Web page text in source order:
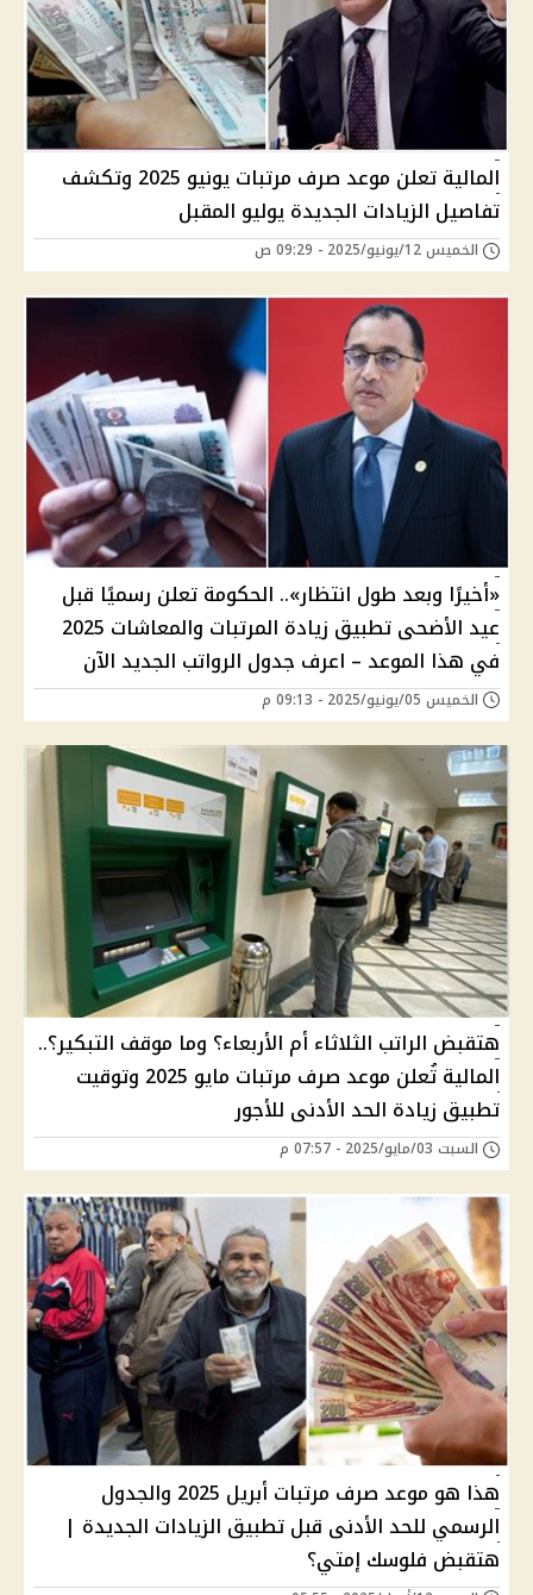
المالية تعلن موعد صرف مرتبات يونيو 2025 وتكشف
تفاصيل الزيادات الجديدة يوليو المقبل
الخميس 12/يونيو/2025 - 09:29 ص
«أخيرًا وبعد طول انتظار».. الحكومة تعلن رسميًا قبل
عيد الأضحى تطبيق زيادة المرتبات والمعاشات 2025
في هذا الموعد – اعرف جدول الرواتب الجديد الآن
الخميس 05/يونيو/2025 - 09:13 م
هتقبض الراتب الثلاثاء أم الأربعاء؟ وما موقف التبكير؟..
المالية تُعلن موعد صرف مرتبات مايو 2025 وتوقيت
تطبيق زيادة الحد الأدنى للأجور
السبت 03/مايو/2025 - 07:57 م
هذا هو موعد صرف مرتبات أبريل 2025 والجدول
الرسمي للحد الأدنى قبل تطبيق الزيادات الجديدة |
هتقبض فلوسك إمتي؟